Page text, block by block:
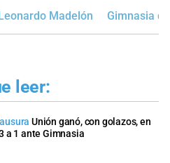
Madelón Gimnasia
leer:
Unión ganó, con golazos, en
a 1 ante Gimnasia